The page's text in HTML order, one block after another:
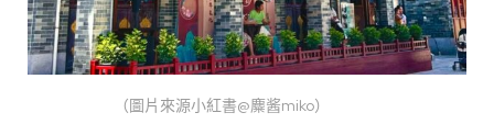
（圖片來源小紅書@麋酱miko）